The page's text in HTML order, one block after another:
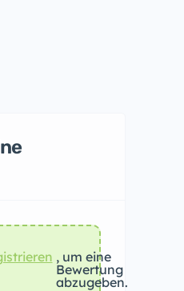
, um eine
Bewertung
abzugeben.